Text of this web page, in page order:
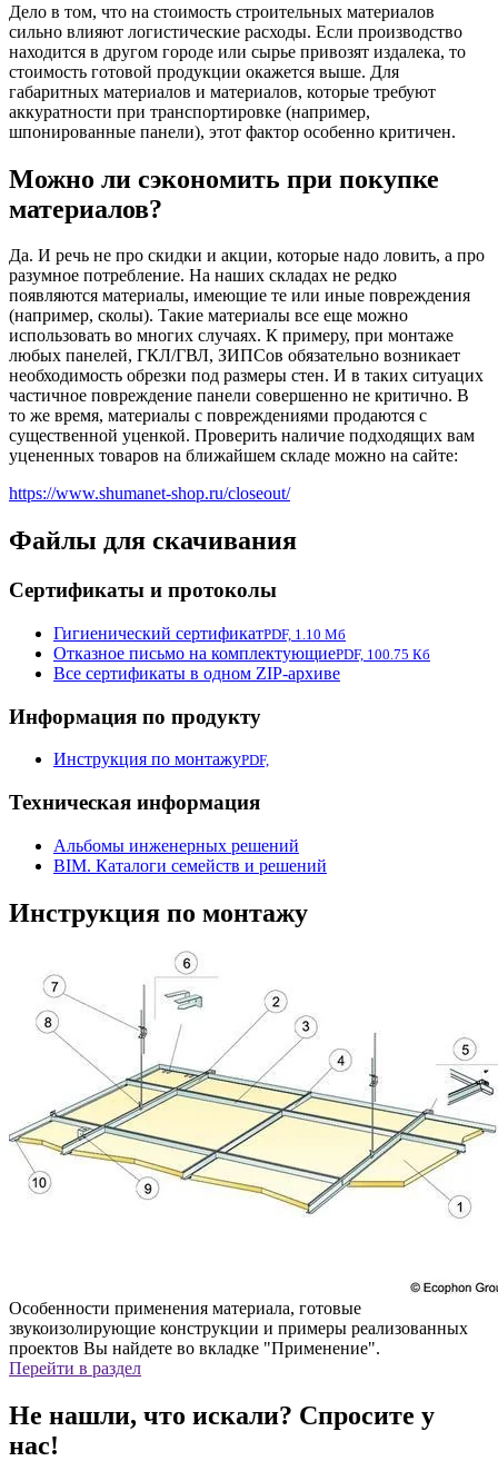
Дело в том, что на стоимость строительных материалов
сильно влияют логистические расходы. Если производство
находится в другом городе или сырье привозят издалека, то
стоимость готовой продукции окажется выше. Для
габаритных материалов и материалов, которые требуют
аккуратности при транспортировке (например,
шпонированные панели), этот фактор особенно критичен.
Можно ли сэкономить при покупке
материалов?
Да. И речь не про скидки и акции, которые надо ловить, а про
разумное потребление. На наших складах не редко
появляются материалы, имеющие те или иные повреждения
(например, сколы). Такие материалы все еще можно
использовать во многих случаях. К примеру, при монтаже
любых панелей, ГКЛ/ГВЛ, ЗИПСов обязательно возникает
необходимость обрезки под размеры стен. И в таких ситуацих
частичное повреждение панели совершенно не критично. В
то же время, материалы с повреждениями продаются с
существенной уценкой. Проверить наличие подходящих вам
уцененных товаров на ближайшем складе можно на сайте:
https://www.shumanet-shop.ru/closeout/
Файлы для скачивания
Сертификаты и протоколы
Гигиенический сертификатPDF, 1.10 Мб
Отказное письмо на комплектующиеPDF, 100.75 Кб
Все сертификаты в одном ZIP-архиве
Информация по продукту
Инструкция по монтажуPDF,
Техническая информация
Альбомы инженерных решений
BIM. Каталоги семейств и решений
Инструкция по монтажу
Особенности применения материала, готовые
звукоизолирующие конструкции и примеры реализованных
проектов Вы найдете во вкладке "Применение".
Перейти в раздел
Не нашли, что искали? Спросите у
нас!